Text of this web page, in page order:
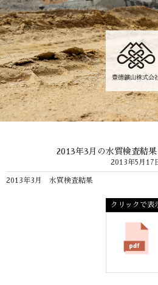
2013年3月の水質検査結
2013年5月17
2013年3月 水質検査結果